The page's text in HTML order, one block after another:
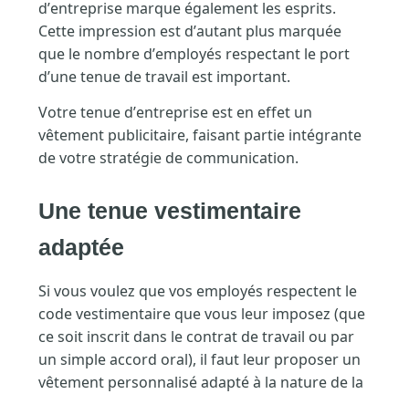
d’entreprise marque également les esprits.
Cette impression est d’autant plus marquée
que le nombre d’employés respectant le port
d’une tenue de travail est important.
Votre tenue d’entreprise est en effet un
vêtement publicitaire, faisant partie intégrante
de votre stratégie de communication.
Une tenue vestimentaire
adaptée
Si vous voulez que vos employés respectent le
code vestimentaire que vous leur imposez (que
ce soit inscrit dans le contrat de travail ou par
un simple accord oral), il faut leur proposer un
vêtement personnalisé adapté à la nature de la